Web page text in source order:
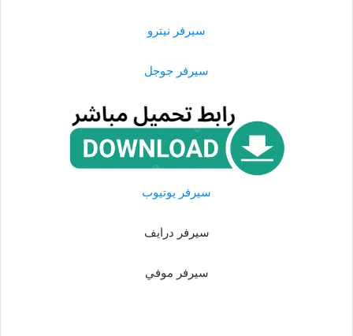
سيرفر نيترو
سيرفر جوجل
سيرفر يوتيوب
سيرفر درايف
سيرفر موفي